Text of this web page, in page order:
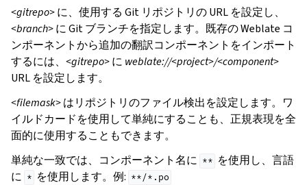
<gitrepo>に、使用する Git リポジトリの URL を設定し、
<branch>に Git ブランチを指定します。既存の Weblate コ
ンポーネントから追加の翻訳コンポーネントをインポート
するには、 <gitrepo>に weblate://<project>/<component>
URL を設定します。
<filemask>はリポジトリのファイル検出を設定します。ワ
イルドカードを使用して単純にすることも、正規表現を全
面的に使用することもできます。
単純な一致では、コンポーネント名に ** を使用し、言語
に * を使用します。例: **/*.po